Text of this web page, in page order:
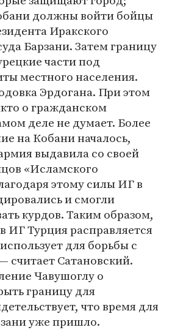
должны войти бойцы
Иракского
Барзани. Затем границу
части под
местного населения.
Эрдогана. При этом
о гражданском
деле не думает. Более
на Кобани началось,
выдавила со своей
«Исламского
этому силы ИГ в
и смогли
курдов. Таким образом,
ИГ Турция расправляется
для борьбы с
считает Сатановский.
Чавушоглу о
границу для
что время для
уже пришло.